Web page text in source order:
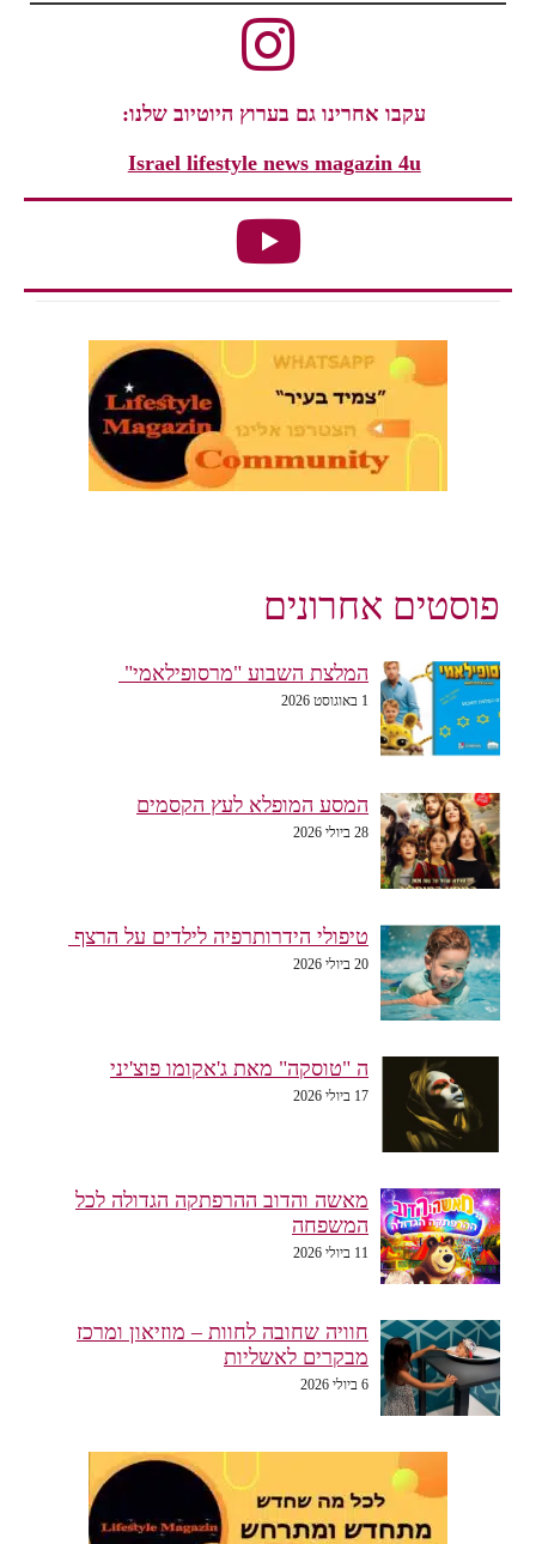
עקבו אחרינו גם בערוץ היוטיוב שלנו:
Israel lifestyle news magazin 4u
פוסטים אחרונים
המלצת השבוע "מרסופילאמי"
1 באוגוסט 2026
המסע המופלא לעץ הקסמים
28 ביולי 2026
טיפולי הידרותרפיה לילדים על הרצף
20 ביולי 2026
ה "טוסקה" מאת ג'אקומו פוצ'יני
17 ביולי 2026
מאשה והדוב ההרפתקה הגדולה לכל
המשפחה
11 ביולי 2026
חוויה שחובה לחוות – מוזיאון ומרכז
מבקרים לאשליות
6 ביולי 2026